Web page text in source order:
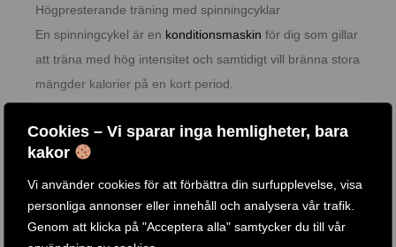
Cookies – Vi sparar inga hemligheter, bara
kakor
Vi använder cookies för att förbättra din surfupplevelse, visa
personliga annonser eller innehåll och analysera vår trafik.
Genom att klicka på "Acceptera alla" samtycker du till vår
Högpresterande träning med spinningcyklar
En spinningcykel är en konditionsmaskin för dig som gillar
att träna med hög intensitet och samtidigt vill bränna stora
mängder kalorier på en kort period.
Du kanske förbereder dig inför ett kommande lopp och
behöver träna uthålligheten. En spinningcykel ger en mer
naturlig känsla jämförelse med vanliga motionscyklar då
svänghjulet på cykeln ansvarar för motståndet under
tiden du trampar precis som på en vanlig cykel.
Läs mer